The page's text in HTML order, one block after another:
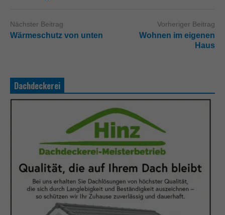
Nächster Beitrag
Wärmeschutz von unten
Vorheriger Beitrag
Wohnen im eigenen
Haus
Dachdeckerei